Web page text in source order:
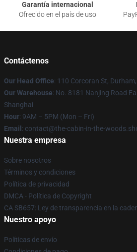
Garantía internacional
Ofrecido en el país de uso
Contáctenos
Our Head Office: 110 Corcoran St,
Our Warehouse: No. 8181 Nanjing Road
Shanghai
Hour: 9AM – 5PM (Mon – Fri)
Email : contact@the-cabin-in-the-
Nuestra empresa
Sobre nosotros
Términos y condiciones
Política de privacidad
DMCA - Política de Copyright
CA SB657: Ley de transparencia en la
Nuestro apoyo
Políticas de envío